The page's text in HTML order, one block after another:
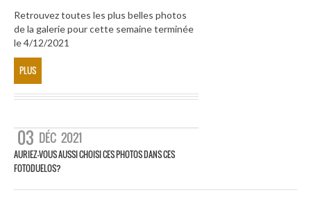
Retrouvez toutes les plus belles photos
de la galerie pour cette semaine terminée
le 4/12/2021
PLUS
03 DÉC 2021
AURIEZ-VOUS AUSSI CHOISI CES PHOTOS DANS CES
FOTODUELOS?